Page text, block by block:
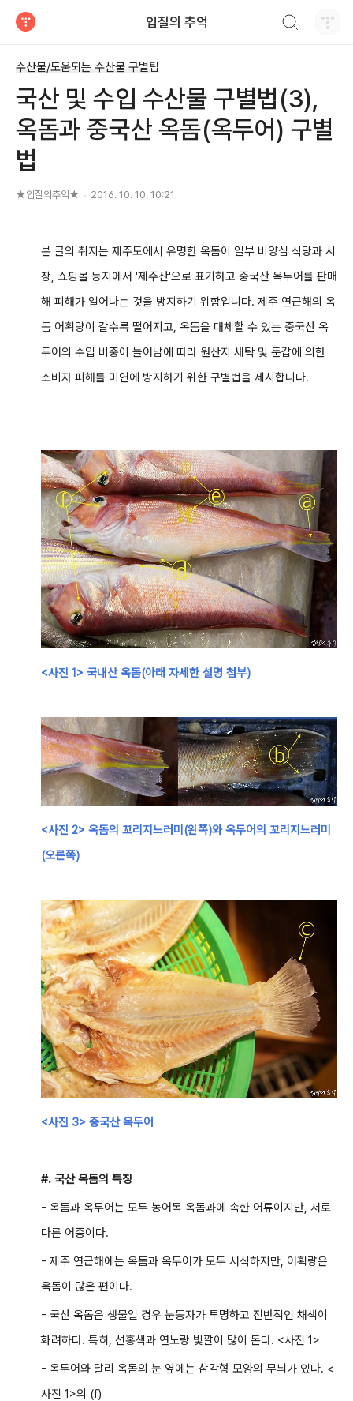
입질의 추억
수산물/도움되는 수산물 구별팁
국산 및 수입 수산물 구별법(3),
옥돔과 중국산 옥돔(옥두어) 구별
법
★입질의추억★ 2016. 10. 10. 10:21
본 글의 취지는 제주도에서 유명한 옥돔이 일부 비양심 식당과 시
장, 쇼핑몰 등지에서 '제주산'으로 표기하고 중국산 옥두어를 판매
해 피해가 일어나는 것을 방지하기 위함입니다. 제주 연근해의 옥
돔 어획량이 갈수록 떨어지고, 옥돔을 대체할 수 있는 중국산 옥
두어의 수입 비중이 늘어남에 따라 원산지 세탁 및 둔갑에 의한
소비자 피해를 미연에 방지하기 위한 구별법을 제시합니다.
<사진 1> 국내산 옥돔(아래 자세한 설명 첨부)
<사진 2> 옥돔의 꼬리지느러미 (왼쪽)와 옥두어의 꼬리지느러미
(오른쪽)
<사진 3> 중국산 옥두어
#. 국산 옥돔의 특징
- 옥돔과 옥두어는 모두 농어목 옥돔과에 속한 어류이지만, 서로
다른 어종이다.
- 제주 연근해에는 옥돔과 옥두어가 모두 서식하지만, 어획량은
옥돔이 많은 편이다.
- 국산 옥돔은 생물일 경우 눈동자가 투명하고 전반적인 채색이
화려하다. 특히, 선홍색과 연노랑 빛깔이 많이 돈다. <사진 1>
- 옥두어와 달리 옥돔의 눈 옆에는 삼각형 모양의 무늬가 있다. <
사진 1>의 (f)